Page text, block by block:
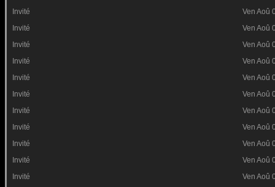
Invité
Ven Aoû
Invité
Ven Aoû
Invité
Ven Aoû
Invité
Ven Aoû
Invité
Ven Aoû
Invité
Ven Aoû
Invité
Ven Aoû
Invité
Ven Aoû
Invité
Ven Aoû
Invité
Ven Aoû
Invité
Ven Aoû